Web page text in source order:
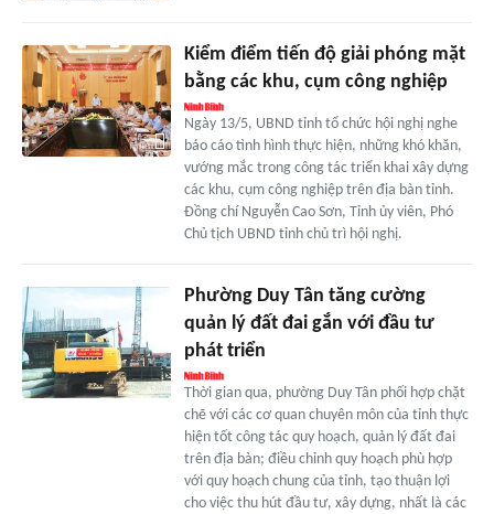
Kiểm điểm tiến độ giải phóng mặt
bằng các khu, cụm công nghiệp
Ngày 13/5, UBND tỉnh tổ chức hội nghị nghe
báo cáo tình hình thực hiện, những khó khăn,
vướng mắc trong công tác triển khai xây dựng
các khu, cụm công nghiệp trên địa bàn tỉnh.
Đồng chí Nguyễn Cao Sơn, Tỉnh ủy viên, Phó
Chủ tịch UBND tỉnh chủ trì hội nghị.
Phường Duy Tân tăng cường
quản lý đất đai gắn với đầu tư
phát triển
Thời gian qua, phường Duy Tân phối hợp chặt
chẽ với các cơ quan chuyên môn của tỉnh thực
hiện tốt công tác quy hoạch, quản lý đất đai
trên địa bàn; điều chỉnh quy hoạch phù hợp
với quy hoạch chung của tỉnh, tạo thuận lợi
cho việc thu hút đầu tư, xây dựng, nhất là các